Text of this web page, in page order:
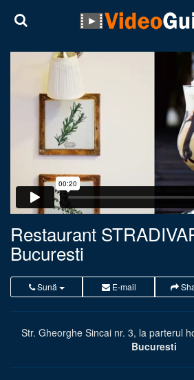
Restaurant
Bucuresti
Sună E-mail
Str. Gheorghe Sincai nr. 3, la parterul
Bucuresti
Destinații
Prețuri
Despre
Reguli de
Română